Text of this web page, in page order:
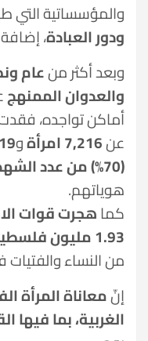
والمؤسساتية التي
ودور العبادة،
وبعد أكثر منعام
والعدوان الممنهج
أماكن تواجده، فقدت
عن7,216 امرأة و
(70%) من عدد الشهداء
هوياتهم.
كماهجرت قوات
1.93 مليون فلسطيني وفلسطينية
من النساء
إنّمعاناة المرأة
الغربية، بما فيها